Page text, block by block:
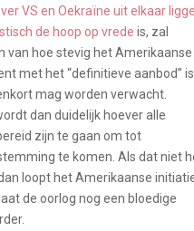
VS en Oekraïne uit elkaar
de hoop op vrede is, zal
van hoe stevig het Amerikaanse
met het “definitieve aanbod” is
mag worden verwacht.
dan duidelijk hoever alle
zijn te gaan om tot
te komen. Als dat niet
loopt het Amerikaanse
de oorlog nog een bloedige